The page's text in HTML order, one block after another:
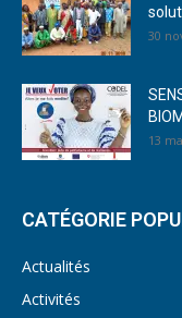
30
13
CATÉGORIE
Actualités
Activités